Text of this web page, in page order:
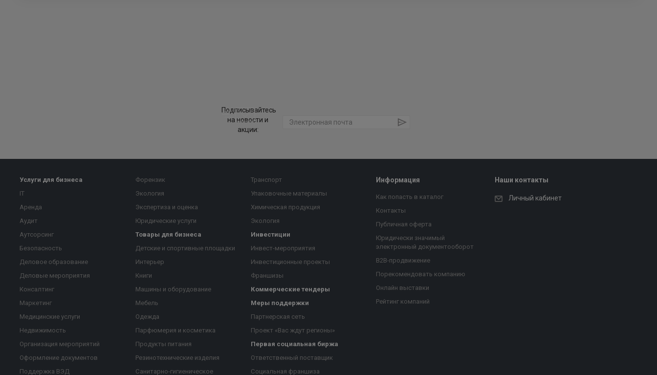
Подписывайтесь
на новости и
акции:
Услуги для бизнеса
IT
Аренда
Аудит
Аутсорсинг
Безопасность
Деловое образование
Деловые мероприятия
Консалтинг
Маркетинг
Медицинские услуги
Недвижимость
Организация мероприятий
Оформление документов
Поддержка ВЭД
Форензик
Экология
Экспертиза и оценка
Юридические услуги
Товары для бизнеса
Детские и спортивные площадки
Интерьер
Книги
Машины и оборудование
Мебель
Одежда
Парфюмерия и косметика
Продукты питания
Резинотехнические изделия
Санитарно-гигиеническое
Транспорт
Упаковочные материалы
Химическая продукция
Экология
Инвестиции
Инвест-мероприятия
Инвестиционные проекты
Франшизы
Коммерческие тендеры
Меры поддержки
Партнерская сеть
Проект «Вас ждут регионы»
Первая социальная биржа
Ответственный поставщик
Социальная франшиза
Информация
Как попасть в каталог
Контакты
Публичная оферта
Юридически значимый
электронный документооборот
B2B-продвижение
Порекомендовать компанию
Онлайн выставки
Рейтинг компаний
Наши контакты
Личный кабинет